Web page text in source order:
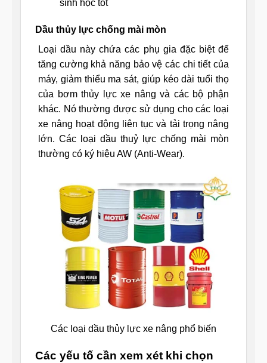
sinh học tốt
Dầu thủy lực chống mài mòn
Loại dầu này chứa các phụ gia đặc biệt để
tăng cường khả năng bảo vệ các chi tiết của
máy, giảm thiểu ma sát, giúp kéo dài tuổi thọ
của bơm thủy lực xe nâng và các bộ phận
khác. Nó thường được sử dụng cho các loại
xe nâng hoạt động liên tục và tải trọng nâng
lớn. Các loại dầu thuỷ lực chống mài mòn
thường có ký hiệu AW (Anti-Wear).
Các loại dầu thủy lực xe nâng phổ biến
Các yếu tố cần xem xét khi chọn